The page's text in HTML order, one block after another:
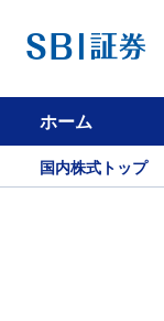
ホーム
国内株式トップ